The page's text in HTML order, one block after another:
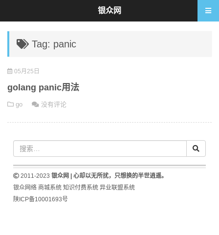
Tag: panic
05月25日
golang panic用法
go 没有评论
2011-2023 银众网 | 心却以无所扰，只想换的半世逍遥。
银众网络 商城系统 知识付费系统 异业联盟系统
陕ICP备10001693号
银众网